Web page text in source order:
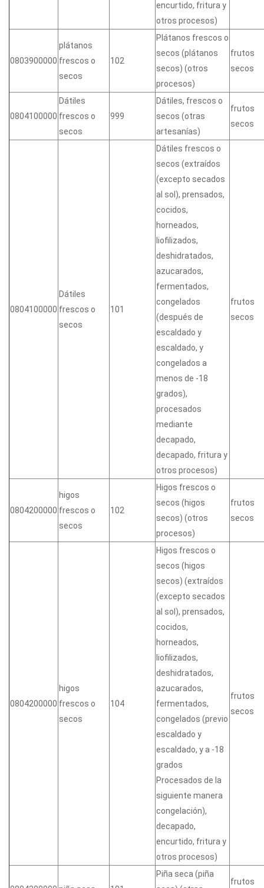
encurtido, fritura y
otros procesos)
0803900000
plátanos
frescos o
secos
102
Plátanos frescos o
secos (plátanos
secos) (otros
procesos)
frutos
secos
0804100000
Dátiles
frescos o
secos
999
Dátiles, frescos o
secos (otras
artesanías)
frutos
secos
0804100000
Dátiles
frescos o
secos
101
Dátiles frescos o
secos (extraídos
(excepto secados
al sol), prensados,
cocidos,
horneados,
liofilizados,
deshidratados,
azucarados,
fermentados,
congelados
(después de
escaldado y
escaldado, y
congelados a
menos de -18
grados),
procesados
mediante
decapado,
decapado, fritura y
otros procesos)
frutos
secos
0804200000
higos
frescos o
secos
102
Higos frescos o
secos (higos
secos) (otros
procesos)
frutos
secos
0804200000
higos
frescos o
secos
104
Higos frescos o
secos (higos
secos) (extraídos
(excepto secados
al sol), prensados,
cocidos,
horneados,
liofilizados,
deshidratados,
azucarados,
fermentados,
congelados (previo
escaldado y
escaldado, y a -18
grados
Procesados de la
siguiente manera
congelación),
decapado,
encurtido, fritura y
otros procesos)
frutos
secos
Piña seca (piña
frutos